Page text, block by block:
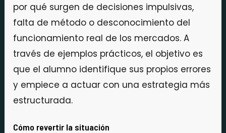
por qué surgen de decisiones impulsivas,
falta de método o desconocimiento del
funcionamiento real de los mercados. A
través de ejemplos prácticos, el objetivo es
que el alumno identifique sus propios errores
y empiece a actuar con una estrategia más
estructurada.
Cómo revertir la situación